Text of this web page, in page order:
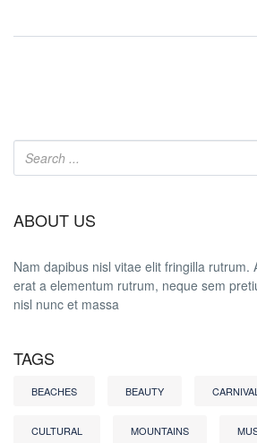
ABOUT US
Nam dapibus nisl vitae elit fringilla rutrum.
erat a elementum rutrum, neque sem
nisl nunc et massa
TAGS
BEACHES BEAUTY
CULTURAL MOUNTAINS